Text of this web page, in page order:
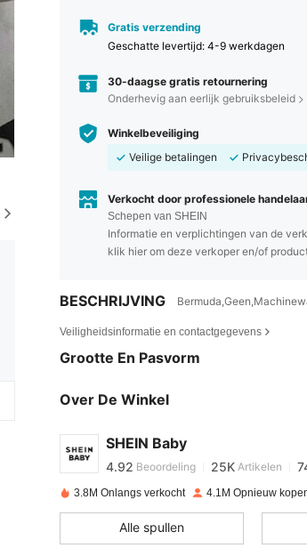
Gratis verzending
Geschatte levertijd: 4-9 werkdagen
30-daagse gratis retournering
Onderhevig aan eerlijk gebruiksbeleid
Winkelbeveiliging
Veilige betalingen
Verkocht door professionele
Schepen van SHEIN
Informatie en verplichtingen van de
BESCHRIJVING
Veiligheidsinformatie en contactgegevens
Grootte En Pasvorm
Over De Winkel
SHEIN Baby
4.92
4.92
4.92 Beoordeling 25K Artikelen
f***hbetaalde1 dag geleden
4.92 25K
3.8M Onlangs verkocht 4.1M Opnieuw
Alle spullen